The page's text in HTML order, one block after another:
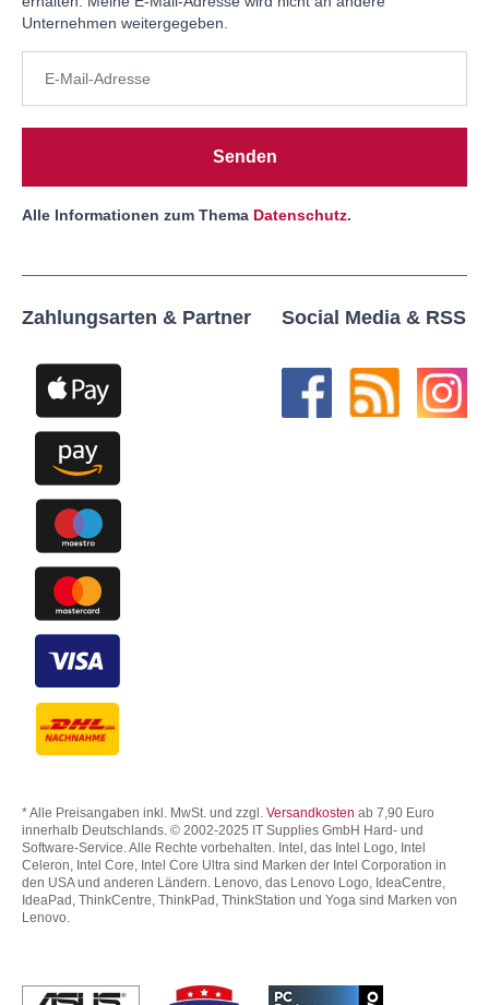
Unternehmen weitergegeben.
Senden
Alle Informationen zum Thema Datenschutz.
Zahlungsarten & Partner Social Media & RSS
* Alle Preisangaben inkl. MwSt. und zzgl. Versandkosten ab 7,90 Euro
innerhalb Deutschlands. © 2002-2025 IT Supplies GmbH Hard- und
Software-Service. Alle Rechte vorbehalten. Intel, das Intel Logo, Intel
Celeron, Intel Core, Intel Core Ultra sind Marken der Intel Corporation in
den USA und anderen Ländern. Lenovo, das Lenovo Logo, IdeaCentre,
IdeaPad, ThinkCentre, ThinkPad, ThinkStation und Yoga sind Marken von
Lenovo.